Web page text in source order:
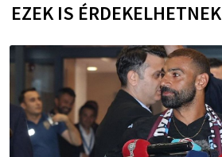
EZEK IS ÉRDEKELHETNEK